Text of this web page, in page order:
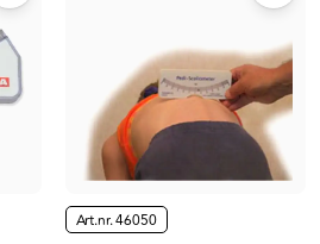
Art.nr.46050